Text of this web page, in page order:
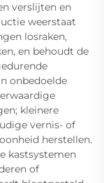
verslijten en
weerstaat
losraken,
en behoudt de
onbedoelde
kleinere
vernis- of
herstellen.
kastsystemen
of